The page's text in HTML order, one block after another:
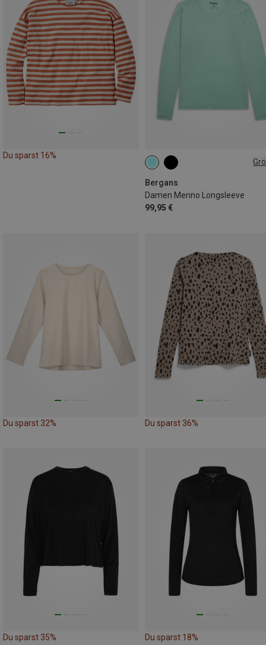
Du sparst 16%
Bergans
Damen Merino Longsleeve
99,95 €
XS S
Du sparst 32% Du sparst 36%
Du sparst 35% Du sparst 18%